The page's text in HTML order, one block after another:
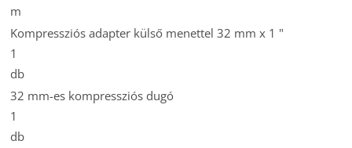
m
Kompressziós adapter külső menettel 32 mm x 1 "
1
db
32 mm-es kompressziós dugó
1
db